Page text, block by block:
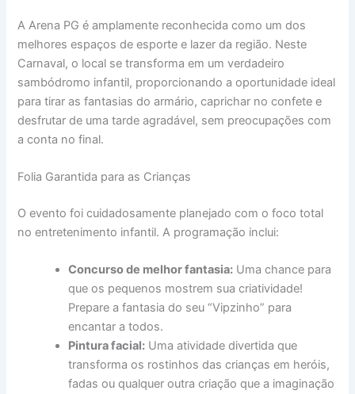
A Arena PG é amplamente reconhecida como um dos
melhores espaços de esporte e lazer da região. Neste
Carnaval, o local se transforma em um verdadeiro
sambódromo infantil, proporcionando a oportunidade ideal
para tirar as fantasias do armário, caprichar no confete e
desfrutar de uma tarde agradável, sem preocupações com
a conta no final.
Folia Garantida para as Crianças
O evento foi cuidadosamente planejado com o foco total
no entretenimento infantil. A programação inclui:
Concurso de melhor fantasia: Uma chance para
que os pequenos mostrem sua criatividade!
Prepare a fantasia do seu “Vipzinho” para
encantar a todos.
Pintura facial: Uma atividade divertida que
transforma os rostinhos das crianças em heróis,
fadas ou qualquer outra criação que a imaginação